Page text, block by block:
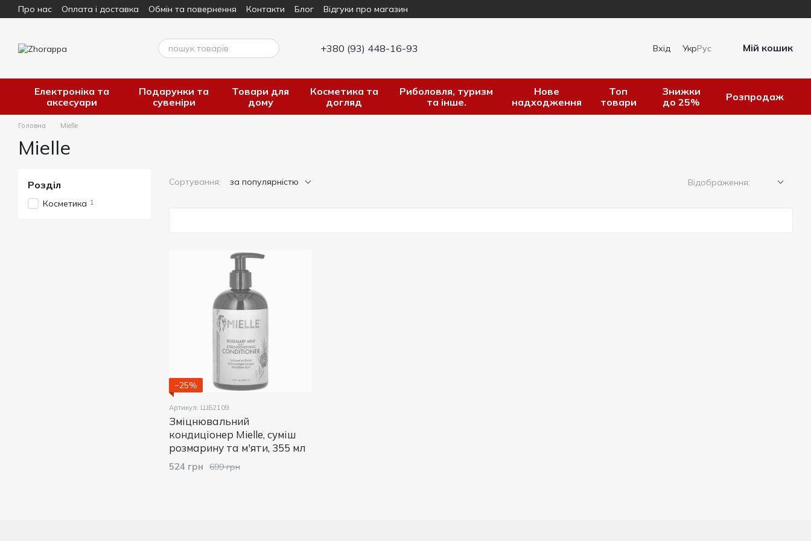
Перейти до основного контенту
Про нас Оплата і доставка Обмін та повернення Контакти Блог Відгуки про магазин
+380 (93) 448-16-93 Вхід УкрРус Мій кошик
Електроніка та
аксесуари
Подарунки та
сувеніри
Товари для
дому
Косметика та
догляд
Риболовля, туризм
та інше.
Нове
надходження
Топ
товари
Знижки
до 25%
Розпродаж
Головна Mielle
Mielle
Сортування: за популярністю Відображення:
−25%
Артикул: ШБ2109
Зміцнювальний
кондиціонер Mielle, суміш
розмарину та м'яти, 355 мл
699 грн
524 грн
Розділ
Косметика 1